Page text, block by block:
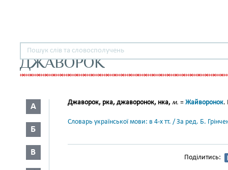
ДЖАВОРОК
А
Б
В
Джаворок, рка, джаворонок, нка, м. = Жайворонок.
Словарь української мови: в 4-х тт. / За ред. Б.
Поділитись: